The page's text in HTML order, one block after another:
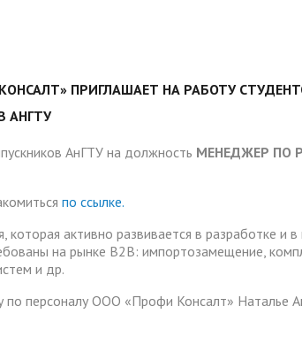
сотрудничество
Организация
работа
Международное
сотрудников и
дистанционного
диплом»
из
Курской и Брянской
Запорожской
на целевое
Дополнительный
ПРИГЛАШАЕТ НА РАБОТУ
АНГТУ
АнГТУ на должность МЕНЕДЖЕР ПО
по ссылке.
активно развивается в разработке и
на рынке B2B: импортозамещение,
и др.
персоналу ООО «Профи Консалт» Наталье